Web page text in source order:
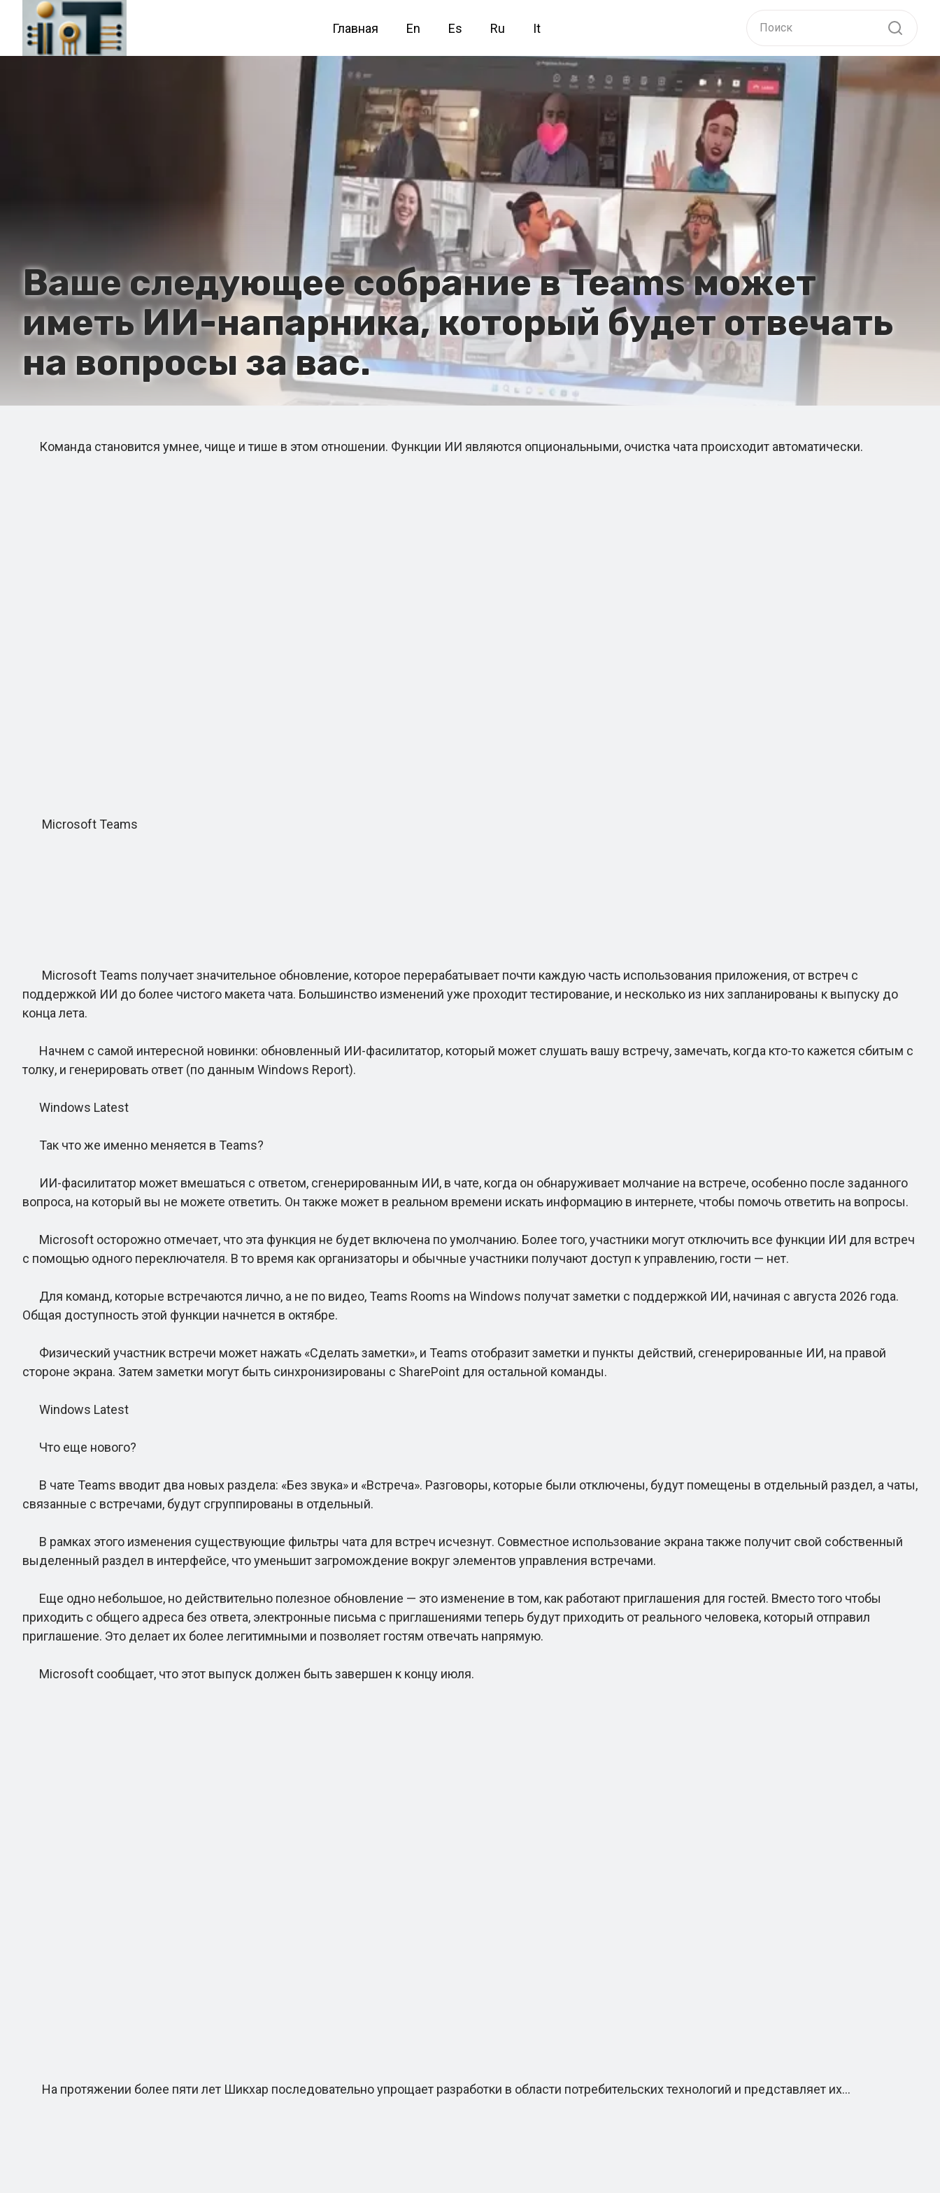
Главная En Es Ru It
Ваше следующее собрание в Teams может
иметь ИИ-напарника, который будет отвечать
на вопросы за вас.
Команда становится умнее, чище и тише в этом отношении. Функции ИИ являются опциональными, очистка чата происходит автоматически.
Microsoft Teams
Microsoft Teams получает значительное обновление, которое перерабатывает почти каждую часть использования приложения, от встреч с
поддержкой ИИ до более чистого макета чата. Большинство изменений уже проходит тестирование, и несколько из них запланированы к выпуску до
конца лета.
Начнем с самой интересной новинки: обновленный ИИ-фасилитатор, который может слушать вашу встречу, замечать, когда кто-то кажется сбитым с
толку, и генерировать ответ (по данным Windows Report).
Windows Latest
Так что же именно меняется в Teams?
ИИ-фасилитатор может вмешаться с ответом, сгенерированным ИИ, в чате, когда он обнаруживает молчание на встрече, особенно после заданного
вопроса, на который вы не можете ответить. Он также может в реальном времени искать информацию в интернете, чтобы помочь ответить на вопросы.
Microsoft осторожно отмечает, что эта функция не будет включена по умолчанию. Более того, участники могут отключить все функции ИИ для встреч
с помощью одного переключателя. В то время как организаторы и обычные участники получают доступ к управлению, гости — нет.
Для команд, которые встречаются лично, а не по видео, Teams Rooms на Windows получат заметки с поддержкой ИИ, начиная с августа 2026 года.
Общая доступность этой функции начнется в октябре.
Физический участник встречи может нажать «Сделать заметки», и Teams отобразит заметки и пункты действий, сгенерированные ИИ, на правой
стороне экрана. Затем заметки могут быть синхронизированы с SharePoint для остальной команды.
Windows Latest
Что еще нового?
В чате Teams вводит два новых раздела: «Без звука» и «Встреча». Разговоры, которые были отключены, будут помещены в отдельный раздел, а чаты,
связанные с встречами, будут сгруппированы в отдельный.
В рамках этого изменения существующие фильтры чата для встреч исчезнут. Совместное использование экрана также получит свой собственный
выделенный раздел в интерфейсе, что уменьшит загромождение вокруг элементов управления встречами.
Еще одно небольшое, но действительно полезное обновление — это изменение в том, как работают приглашения для гостей. Вместо того чтобы
приходить с общего адреса без ответа, электронные письма с приглашениями теперь будут приходить от реального человека, который отправил
приглашение. Это делает их более легитимными и позволяет гостям отвечать напрямую.
Microsoft сообщает, что этот выпуск должен быть завершен к концу июля.
На протяжении более пяти лет Шикхар последовательно упрощает разработки в области потребительских технологий и представляет их…